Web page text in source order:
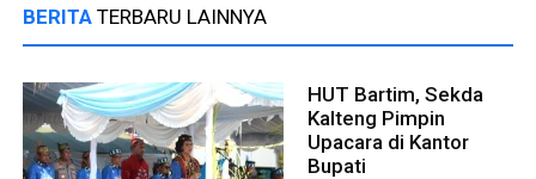
BERITA TERBARU LAINNYA
HUT Bartim, Sekda
Kalteng Pimpin
Upacara di Kantor
Bupati